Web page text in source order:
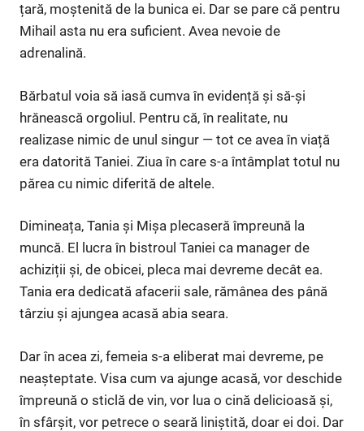
țară, moștenită de la bunica ei. Dar se pare că pentru
Mihail asta nu era suficient. Avea nevoie de
adrenalină.
Bărbatul voia să iasă cumva în evidență și să-și
hrănească orgoliul. Pentru că, în realitate, nu
realizase nimic de unul singur — tot ce avea în viață
era datorită Taniei. Ziua în care s-a întâmplat totul nu
părea cu nimic diferită de altele.
Dimineața, Tania și Mișa plecaseră împreună la
muncă. El lucra în bistroul Taniei ca manager de
achiziții și, de obicei, pleca mai devreme decât ea.
Tania era dedicată afacerii sale, rămânea des până
târziu și ajungea acasă abia seara.
Dar în acea zi, femeia s-a eliberat mai devreme, pe
neașteptate. Visa cum va ajunge acasă, vor deschide
împreună o sticlă de vin, vor lua o cină delicioasă și,
în sfârșit, vor petrece o seară liniștită, doar ei doi. Dar